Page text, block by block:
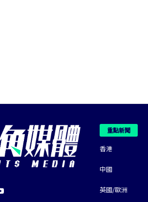
重點新聞
香港
中國
英國/歐洲